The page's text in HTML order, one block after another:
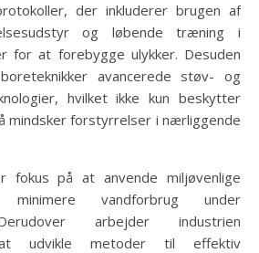
der inkluderer brugen af
og løbende træning i
for at forebygge ulykker. Desuden
avancerede støv- og
hvilket ikke kun beskytter
mindsker forstyrrelser i nærliggende
fokus på at anvende miljøvenlige
vandforbrug under
arbejder industrien
udvikle metoder til effektiv